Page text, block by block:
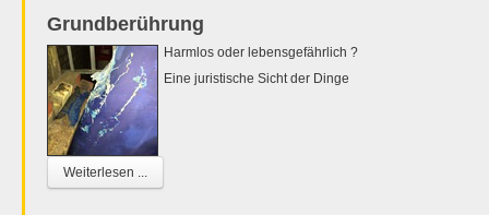
Grundberührung
Harmlos oder lebensgefährlich ?
Eine juristische Sicht der Dinge
Weiterlesen ...